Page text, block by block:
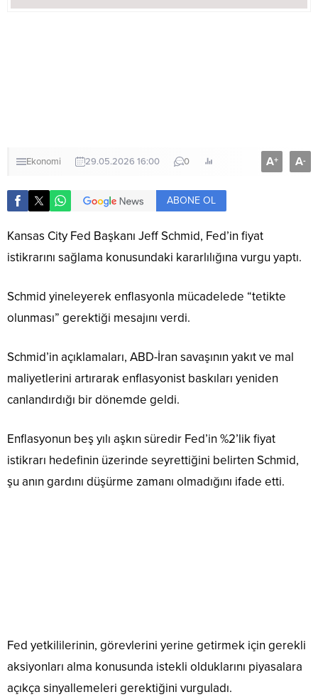
Ekonomi 29.05.2026 16:00 0 A+ A-
ABONE OL
Kansas City Fed Başkanı Jeff Schmid, Fed’in fiyat
istikrarını sağlama konusundaki kararlılığına vurgu yaptı.
Schmid yineleyerek enflasyonla mücadelede “tetikte
olunması” gerektiği mesajını verdi.
Schmid’in açıklamaları, ABD-İran savaşının yakıt ve mal
maliyetlerini artırarak enflasyonist baskıları yeniden
canlandırdığı bir dönemde geldi.
Enflasyonun beş yılı aşkın süredir Fed’in %2’lik fiyat
istikrarı hedefinin üzerinde seyrettiğini belirten Schmid,
şu anın gardını düşürme zamanı olmadığını ifade etti.
Fed yetkililerinin, görevlerini yerine getirmek için gerekli
aksiyonları alma konusunda istekli olduklarını piyasalara
açıkça sinyallemeleri gerektiğini vurguladı.